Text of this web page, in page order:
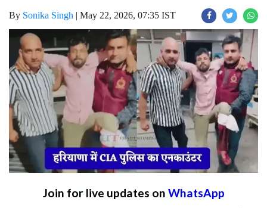
By Sonika Singh | May 22, 2026, 07:35 IST
Join for live updates on WhatsApp